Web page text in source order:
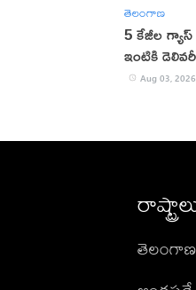
తెలంగాణ
5 కేజీల
ఇంటికి
Aug 03,
తెలంగాణ